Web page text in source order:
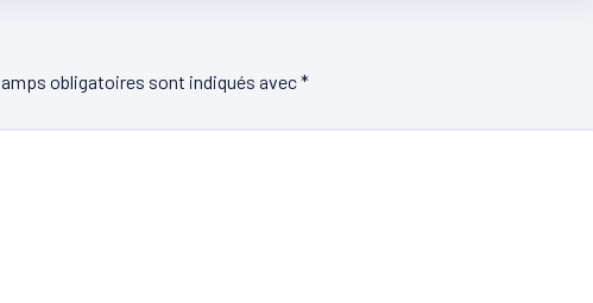
obligatoires sont indiqués avec*